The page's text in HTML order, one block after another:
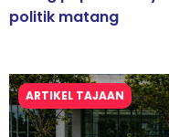
politik matang
ARTIKEL TAJAAN